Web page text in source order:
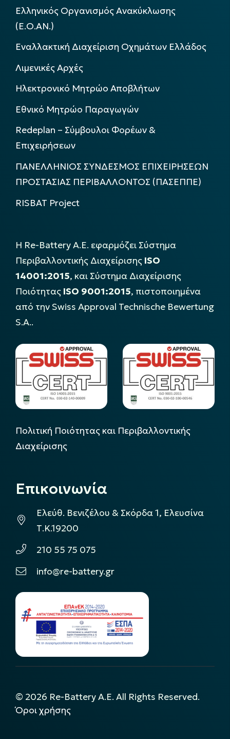
Ελληνικός Οργανισμός Ανακύκλωσης
(Ε.Ο.ΑΝ.)
Εναλλακτική Διαχείριση Οχημάτων Ελλάδος
Λιμενικές Αρχές
Ηλεκτρονικό Μητρώο Αποβλήτων
Εθνικό Μητρώο Παραγωγών
Redeplan – Σύμβουλοι Φορέων &
Επιχειρήσεων
ΠΑΝΕΛΛΗΝΙΟΣ ΣΥΝΔΕΣΜΟΣ ΕΠΙΧΕΙΡΗΣΕΩΝ
ΠΡΟΣΤΑΣΙΑΣ ΠΕΡΙΒΑΛΛΟΝΤΟΣ (ΠΑΣΕΠΠΕ)
RISBAT Project
Η Re-Battery Α.Ε. εφαρμόζει Σύστημα
Περιβαλλοντικής Διαχείρισης ISO
14001:2015, και Σύστημα Διαχείρισης
Ποιότητας ISO 9001:2015, πιστοποιημένα
από την Swiss Approval Technische Bewertung
S.A..
Πολιτική Ποιότητας και Περιβαλλοντικής
Διαχείρισης
Επικοινωνία
Ελεύθ. Βενιζέλου & Σκόρδα 1, Ελευσίνα
Τ.Κ.19200
210 55 75 075
info@re-battery.gr
© 2026 Re-Battery A.E. All Rights Reserved.
Όροι χρήσης